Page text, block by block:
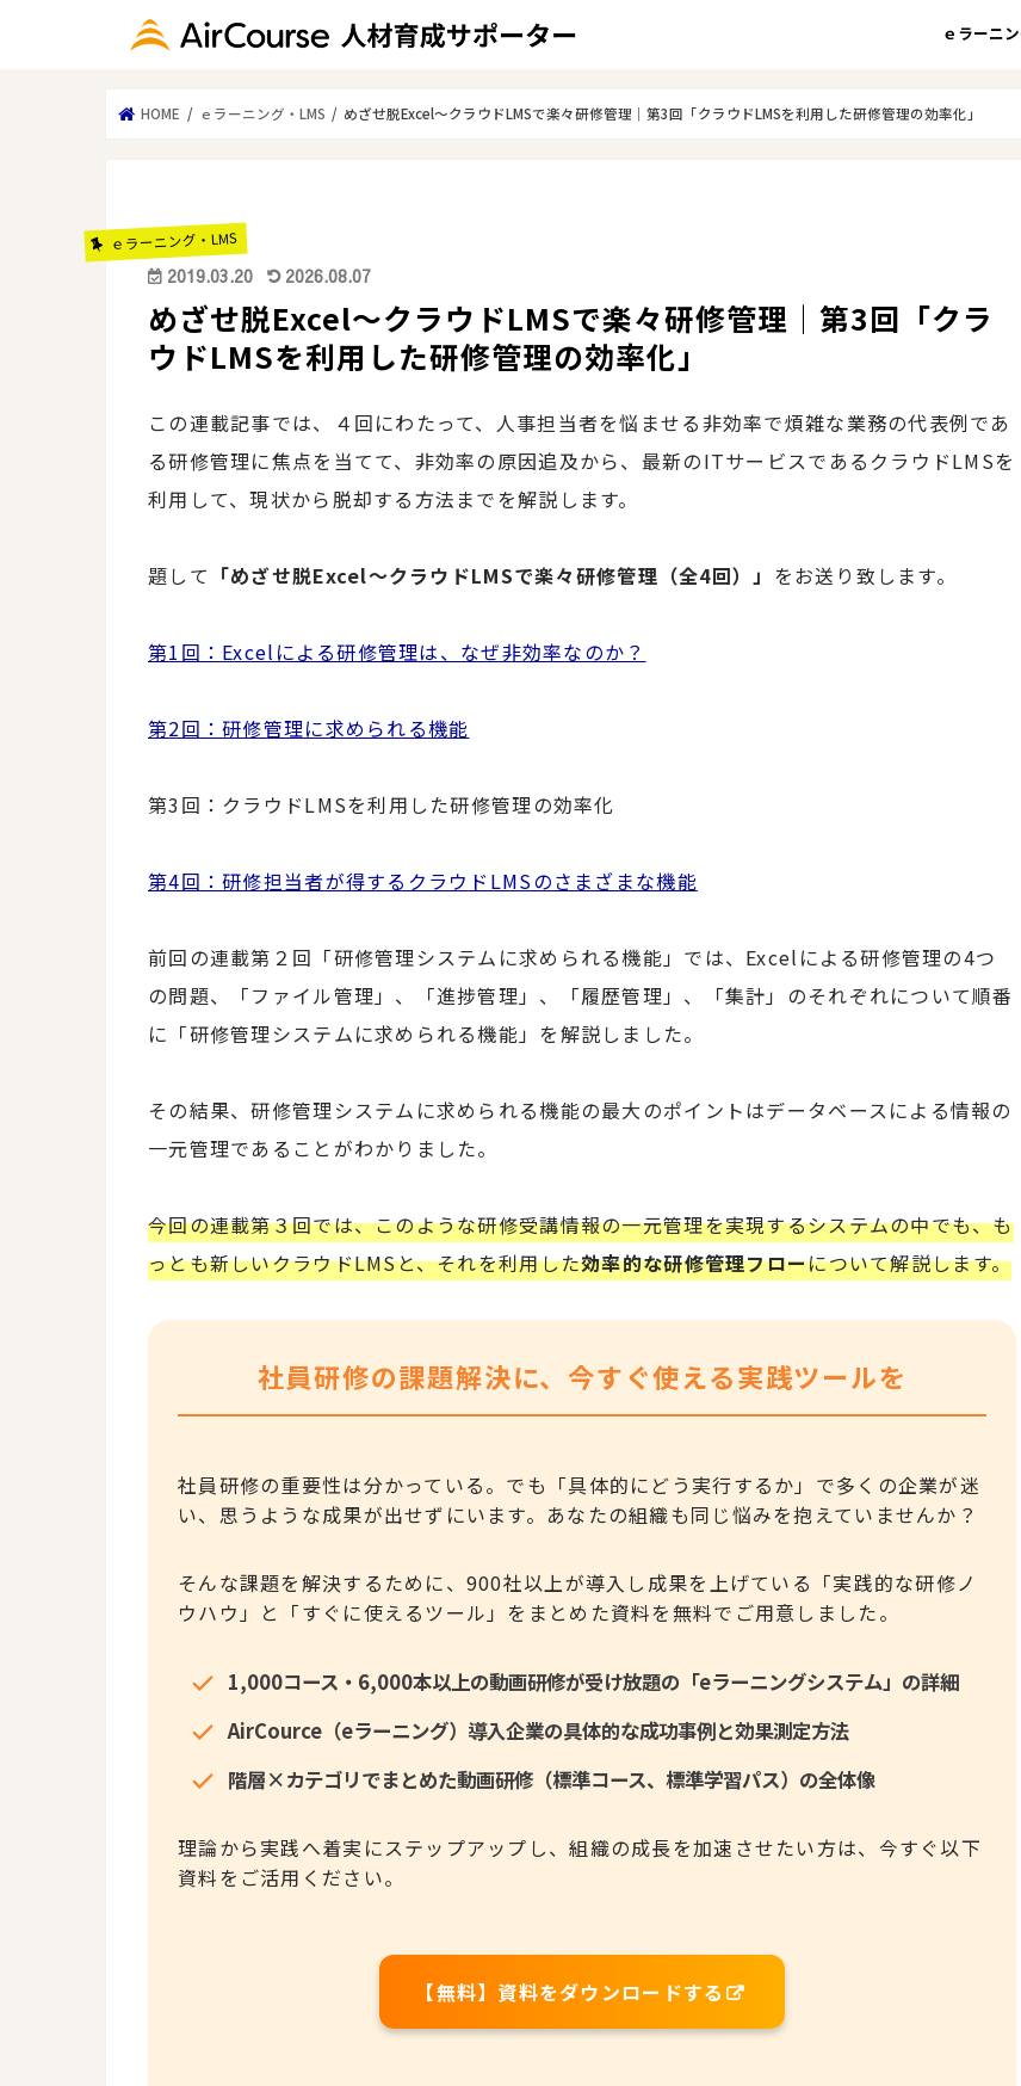
ｅラーニ
HOME ｅラーニング・LMS めざせ脱Excel～クラウドLMSで楽々研修管理│第3回「クラウドLMSを利用した研修管理の効率化」
ｅラーニング・LMS
2019.03.20 2026.08.07
めざせ脱Excel～クラウドLMSで楽々研修管理│第3回「クラ
ウドLMSを利用した研修管理の効率化」
この連載記事では、４回にわたって、人事担当者を悩ませる非効率で煩雑な業務の代表例であ
る研修管理に焦点を当てて、非効率の原因追及から、最新のITサービスであるクラウドLMSを
利用して、現状から脱却する方法までを解説します。
題して 「めざせ脱Excel～クラウドLMSで楽々研修管理（全4回）」 をお送り致します。
第1回：Excelによる研修管理は、なぜ非効率なのか？
第2回：研修管理に求められる機能
第3回：クラウドLMSを利用した研修管理の効率化
第4回：研修担当者が得するクラウドLMSのさまざまな機能
前回の連載第２回「研修管理システムに求められる機能」では、Excelによる研修管理の4つ
の問題、「ファイル管理」、「進捗管理」、「履歴管理」、「集計」のそれぞれについて順番
に「研修管理システムに求められる機能」を解説しました。
その結果、研修管理システムに求められる機能の最大のポイントはデータベースによる情報の
一元管理であることがわかりました。
今回の連載第３回では、このような研修受講情報の一元管理を実現するシステムの中でも、も
っとも新しいクラウドLMSと、それを利用した効率的な研修管理フローについて解説します。
社員研修の課題解決に、今すぐ使える実践ツールを
社員研修の重要性は分かっている。でも「具体的にどう実行するか」で多くの企業が迷
い、思うような成果が出せずにいます。あなたの組織も同じ悩みを抱えていませんか？
そんな課題を解決するために、900社以上が導入し成果を上げている「実践的な研修ノ
ウハウ」と「すぐに使えるツール」をまとめた資料を無料でご用意しました。
1,000コース・6,000本以上の動画研修が受け放題の「eラーニングシステム」の詳細
AirCource（eラーニング）導入企業の具体的な成功事例と効果測定方法
階層×カテゴリでまとめた動画研修（標準コース、標準学習パス）の全体像
理論から実践へ着実にステップアップし、組織の成長を加速させたい方は、今すぐ以下
資料をご活用ください。
【無料】資料をダウンロードする